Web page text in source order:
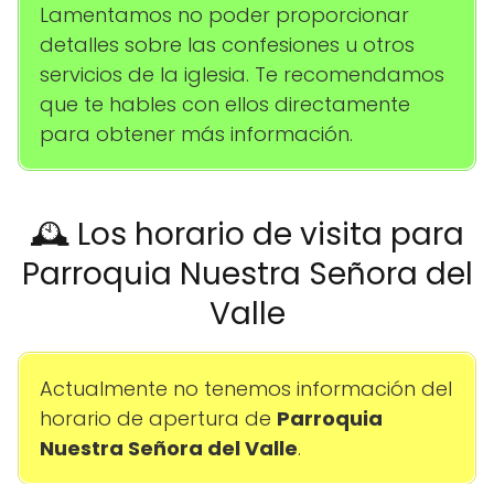
Lamentamos no poder proporcionar
detalles sobre las confesiones u otros
servicios de la iglesia. Te recomendamos
que te hables con ellos directamente
para obtener más información.
🕰️ Los horario de visita para
Parroquia Nuestra Señora del
Valle
Actualmente no tenemos información del
horario de apertura de Parroquia
Nuestra Señora del Valle.